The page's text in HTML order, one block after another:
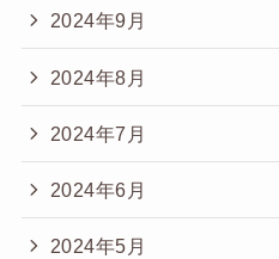
2024年9月
2024年8月
2024年7月
2024年6月
2024年5月